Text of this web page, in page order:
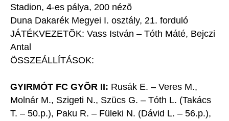
Stadion, 4-es pálya, 200 nézõ
Duna Dakarék Megyei I. osztály, 21. forduló
JÁTÉKVEZETÕK: Vass István – Tóth Máté, Bejczi
Antal
ÖSSZEÁLLÍTÁSOK:
GYIRMÓT FC GYÕR II: Rusák E. – Veres M.,
Molnár M., Szigeti N., Szücs G. – Tóth L. (Takács
T. – 50.p.), Paku R. – Füleki N. (Dávid L. – 56.p.),